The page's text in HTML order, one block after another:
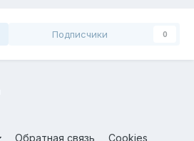
Подписчики 0
Обратная связь Cookies